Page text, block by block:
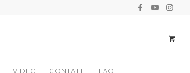
VIDEO CONTATTI FAQ